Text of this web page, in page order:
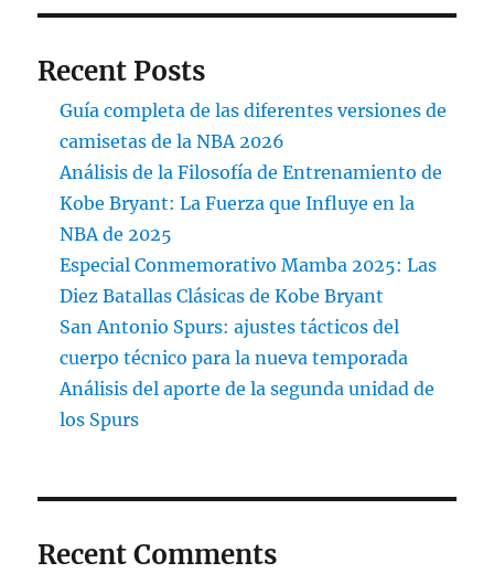
Recent Posts
Guía completa de las diferentes versiones de
camisetas de la NBA 2026
Análisis de la Filosofía de Entrenamiento de
Kobe Bryant: La Fuerza que Influye en la
NBA de 2025
Especial Conmemorativo Mamba 2025: Las
Diez Batallas Clásicas de Kobe Bryant
San Antonio Spurs: ajustes tácticos del
cuerpo técnico para la nueva temporada
Análisis del aporte de la segunda unidad de
los Spurs
Recent Comments